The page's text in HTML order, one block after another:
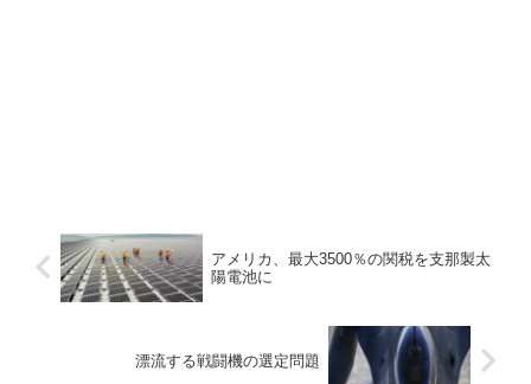
アメリカ、最大3500％の関税を支那製太
陽電池に
漂流する戦闘機の選定問題